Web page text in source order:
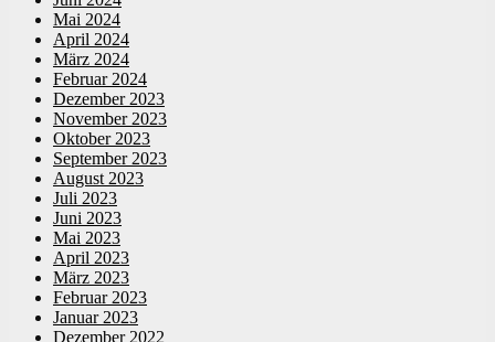
Mai 2024
April 2024
März 2024
Februar 2024
Dezember 2023
November 2023
Oktober 2023
September 2023
August 2023
Juli 2023
Juni 2023
Mai 2023
April 2023
März 2023
Februar 2023
Januar 2023
Dezember 2022